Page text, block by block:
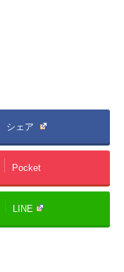
シェア
Pocket
LINE